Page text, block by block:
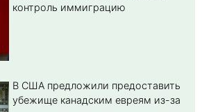
контроль иммиграцию
В США предложили предоставить
убежище канадским евреям из-за